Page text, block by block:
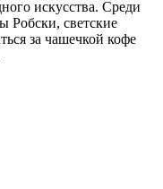
искусства. Среди
Робски, светские
за чашечкой кофе